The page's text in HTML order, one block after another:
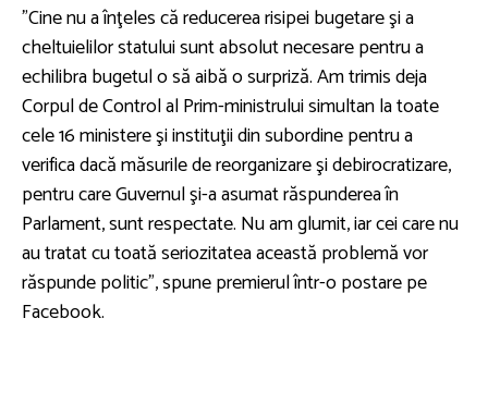
”Cine nu a înţeles că reducerea risipei bugetare şi a
cheltuielilor statului sunt absolut necesare pentru a
echilibra bugetul o să aibă o surpriză. Am trimis deja
Corpul de Control al Prim-ministrului simultan la toate
cele 16 ministere şi instituţii din subordine pentru a
verifica dacă măsurile de reorganizare şi debirocratizare,
pentru care Guvernul şi-a asumat răspunderea în
Parlament, sunt respectate. Nu am glumit, iar cei care nu
au tratat cu toată seriozitatea această problemă vor
răspunde politic”, spune premierul într-o postare pe
Facebook.